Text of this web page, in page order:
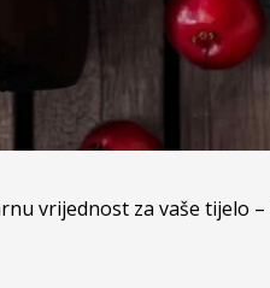
vrijednost za vaše tijelo –